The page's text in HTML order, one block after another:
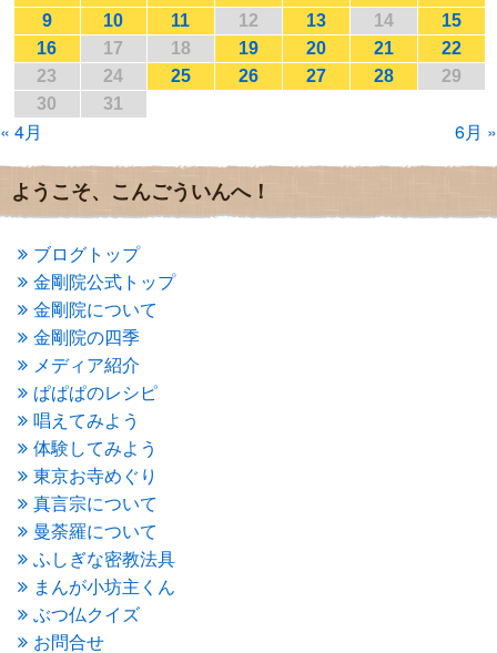
2017年2月(1)
2017年1月(2)
2016年12月(4)
2016年11月(3)
2016年10月(1)
2016年9月
2016年6月
(2)
2016年5月(3)
2016年4月
(4)
2016年3月(4)
2016年2月(5)
2016年1月(3)
2015年12月(6)
2015年11月(4)
2015年10月
(4)
2015年9月
(3)
2015年8月(4)
2015年7月(4)
2015年6月(3)
2015年5月(1)
2015年4月(1)
(3)
2015年2月(3)
2015年1月(1)
2014年12月 (2)
2014年9月
9
10 11 12 13 14
15
16
17 18 19 20 21
22
23
24 25 26 27 28
29
30
31
« 4月 6月 »
ようこそ、こんごういんへ！
ブログトップ
金剛院公式トップ
金剛院について
金剛院の四季
メディア紹介
ぱぱぱのレシピ
唱えてみよう
体験してみよう
東京お寺めぐり
真言宗について
曼荼羅について
ふしぎな密教法具
まんが小坊主くん
ぶつ仏クイズ
お問合せ